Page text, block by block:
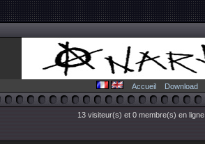
Accueil Download
13 visiteur(s) et 0 membre(s) en ligne.